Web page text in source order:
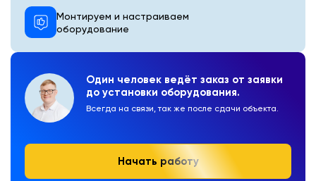
Один человек ведёт заказ от заявки
до установки оборудования.
Всегда на связи, так же после сдачи объекта.
Начать работу
Монтируем и настраиваем
оборудование